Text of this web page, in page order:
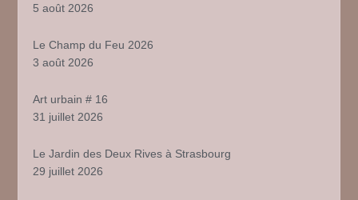
5 août 2026
Le Champ du Feu 2026
3 août 2026
Art urbain # 16
31 juillet 2026
Le Jardin des Deux Rives à Strasbourg
29 juillet 2026